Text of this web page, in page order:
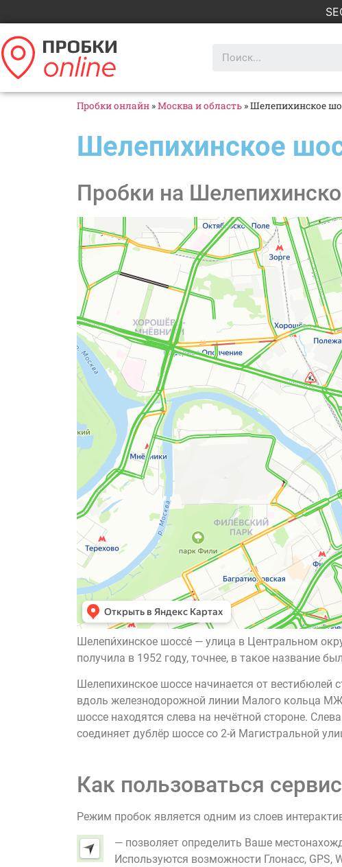
Пробки онлайн »Москва и область »Шелепихинское
Шелепихинское
Пробки на
Шелепи́хинское шоссе́ — улица в Центральном
получила в 1952 году, точнее, в такое название
Шелепихинское шоссе начинается от
вдоль железнодорожной линии Малого кольца
шоссе находятся слева на нечётной стороне.
соединяет дублёр шоссе со 2-й Магистральной
Как пользоваться
Режим пробок является одним из слоев
— позволяет определить Ваше
Используются возможности Глонасс, GPS,